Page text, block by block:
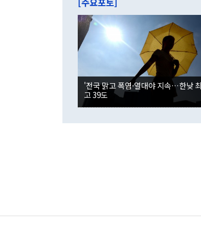
이 9
며
은 "
잘
않
사
권
뒤 "
부
를
련
하
이
였
인
각
국
감
경
분
다.
다
'전국 맑고 폭염·열대야 지속…한낮 최
고 39도